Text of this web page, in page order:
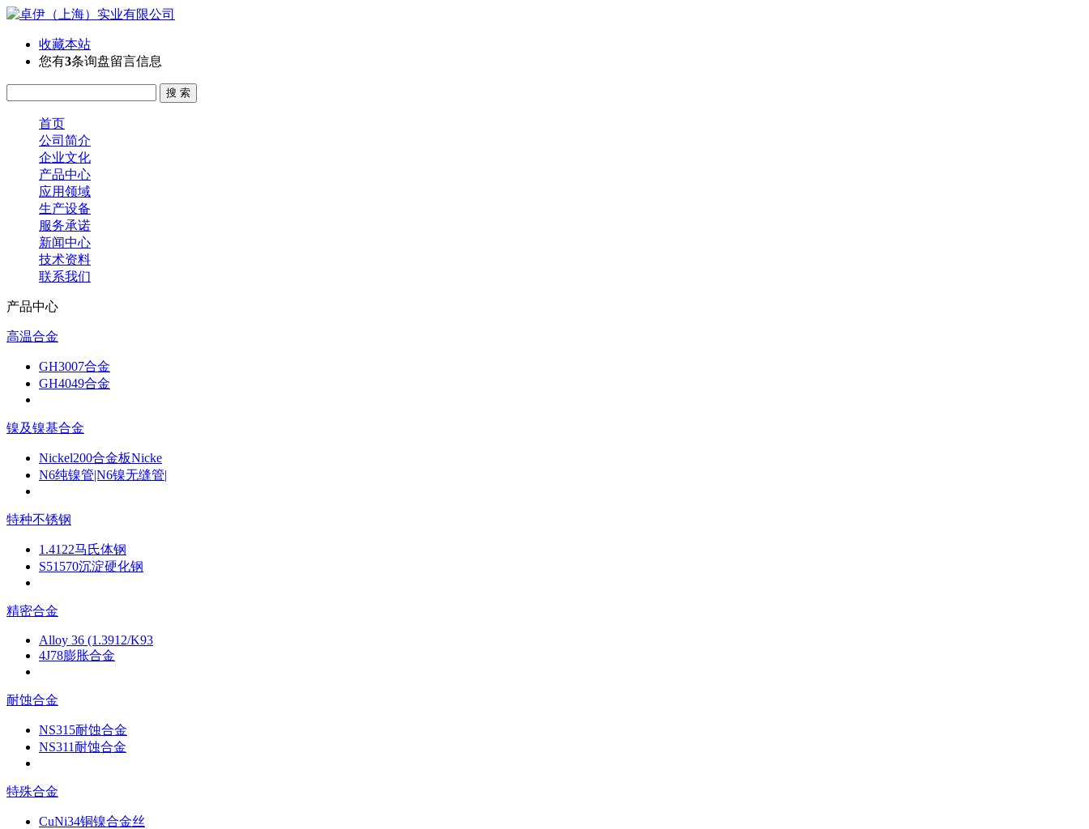
收藏本站
您有3条询盘留言信息
首页
公司简介
企业文化
产品中心
应用领域
生产设备
服务承诺
新闻中心
技术资料
联系我们
产品中心
高温合金
GH3007合金
GH4049合金
镍及镍基合金
Nickel200合金板Nicke
N6纯镍管|N6镍无缝管|
特种不锈钢
1.4122马氏体钢
S51570沉淀硬化钢
精密合金
Alloy 36 (1.3912/K93
4J78膨胀合金
耐蚀合金
NS315耐蚀合金
NS311耐蚀合金
特殊合金
CuNi34铜镍合金丝